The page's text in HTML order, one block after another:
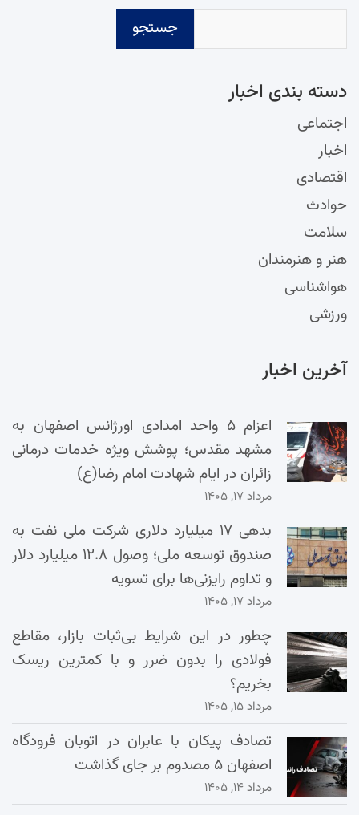
جستجو
دسته‌ بندی اخبار
اجتماعی
اخبار
اقتصادی
حوادث
سلامت
هنر و هنرمندان
هواشناسی
ورزشی
آخرین اخبار
اعزام ۵ واحد امدادی اورژانس اصفهان به
مشهد مقدس؛ پوشش ویژه خدمات درمانی
زائران در ایام شهادت امام رضا(ع)
مرداد ۱۷, ۱۴۰۵
بدهی ۱۷ میلیارد دلاری شرکت ملی نفت به
صندوق توسعه ملی؛ وصول ۱۲.۸ میلیارد دلار
و تداوم رایزنی‌ها برای تسویه
مرداد ۱۷, ۱۴۰۵
چطور در این شرایط بی‌ثبات بازار، مقاطع
فولادی را بدون ضرر و با کمترین ریسک
بخریم؟
مرداد ۱۵, ۱۴۰۵
تصادف پیکان با عابران در اتوبان فرودگاه
اصفهان ۵ مصدوم بر جای گذاشت
مرداد ۱۴, ۱۴۰۵